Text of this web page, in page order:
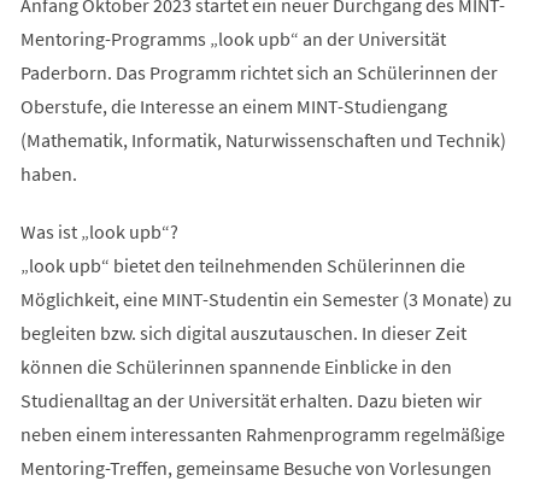
Mentoring-Programms „look upb“ an der Universität
Paderborn. Das Programm richtet sich an Schülerinnen der
Oberstufe, die Interesse an einem MINT-Studiengang
(Mathematik, Informatik, Naturwissenschaften und Technik)
haben.
Was ist „look upb“?
„look upb“ bietet den teilnehmenden Schülerinnen die
Möglichkeit, eine MINT-Studentin ein Semester (3 Monate) zu
begleiten bzw. sich digital auszutauschen. In dieser Zeit
können die Schülerinnen spannende Einblicke in den
Studienalltag an der Universität erhalten. Dazu bieten wir
neben einem interessanten Rahmenprogramm regelmäßige
Mentoring-Treffen, gemeinsame Besuche von Vorlesungen